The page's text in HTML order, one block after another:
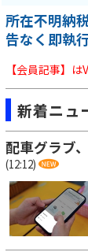
所在不明納
告なく即執
【会員記事】
新着ニュ
配車グラブ
(12:12)